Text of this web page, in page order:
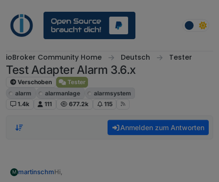
ioBroker Community Home Deutsch Tester
Test Adapter Alarm 3.6.x
Verschoben
Tester
alarm
alarmanlage
alarmsystem
1.4k
111 677.2k 115
Anmelden zum Antworten
M martinschmHi,